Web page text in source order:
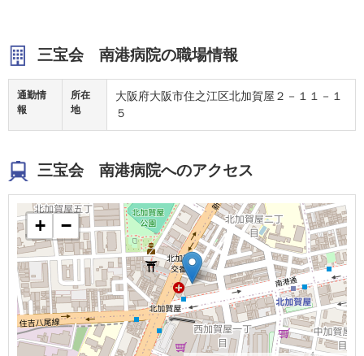
三宝会 南港病院の職場情報
通勤情
報
所在
地
大阪府大阪市住之江区北加賀屋２－１１－１
５
三宝会 南港病院へのアクセス
+ −